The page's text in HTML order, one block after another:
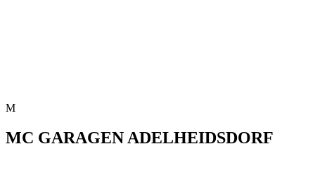
M
MC GARAGEN ADELHEIDSDORF